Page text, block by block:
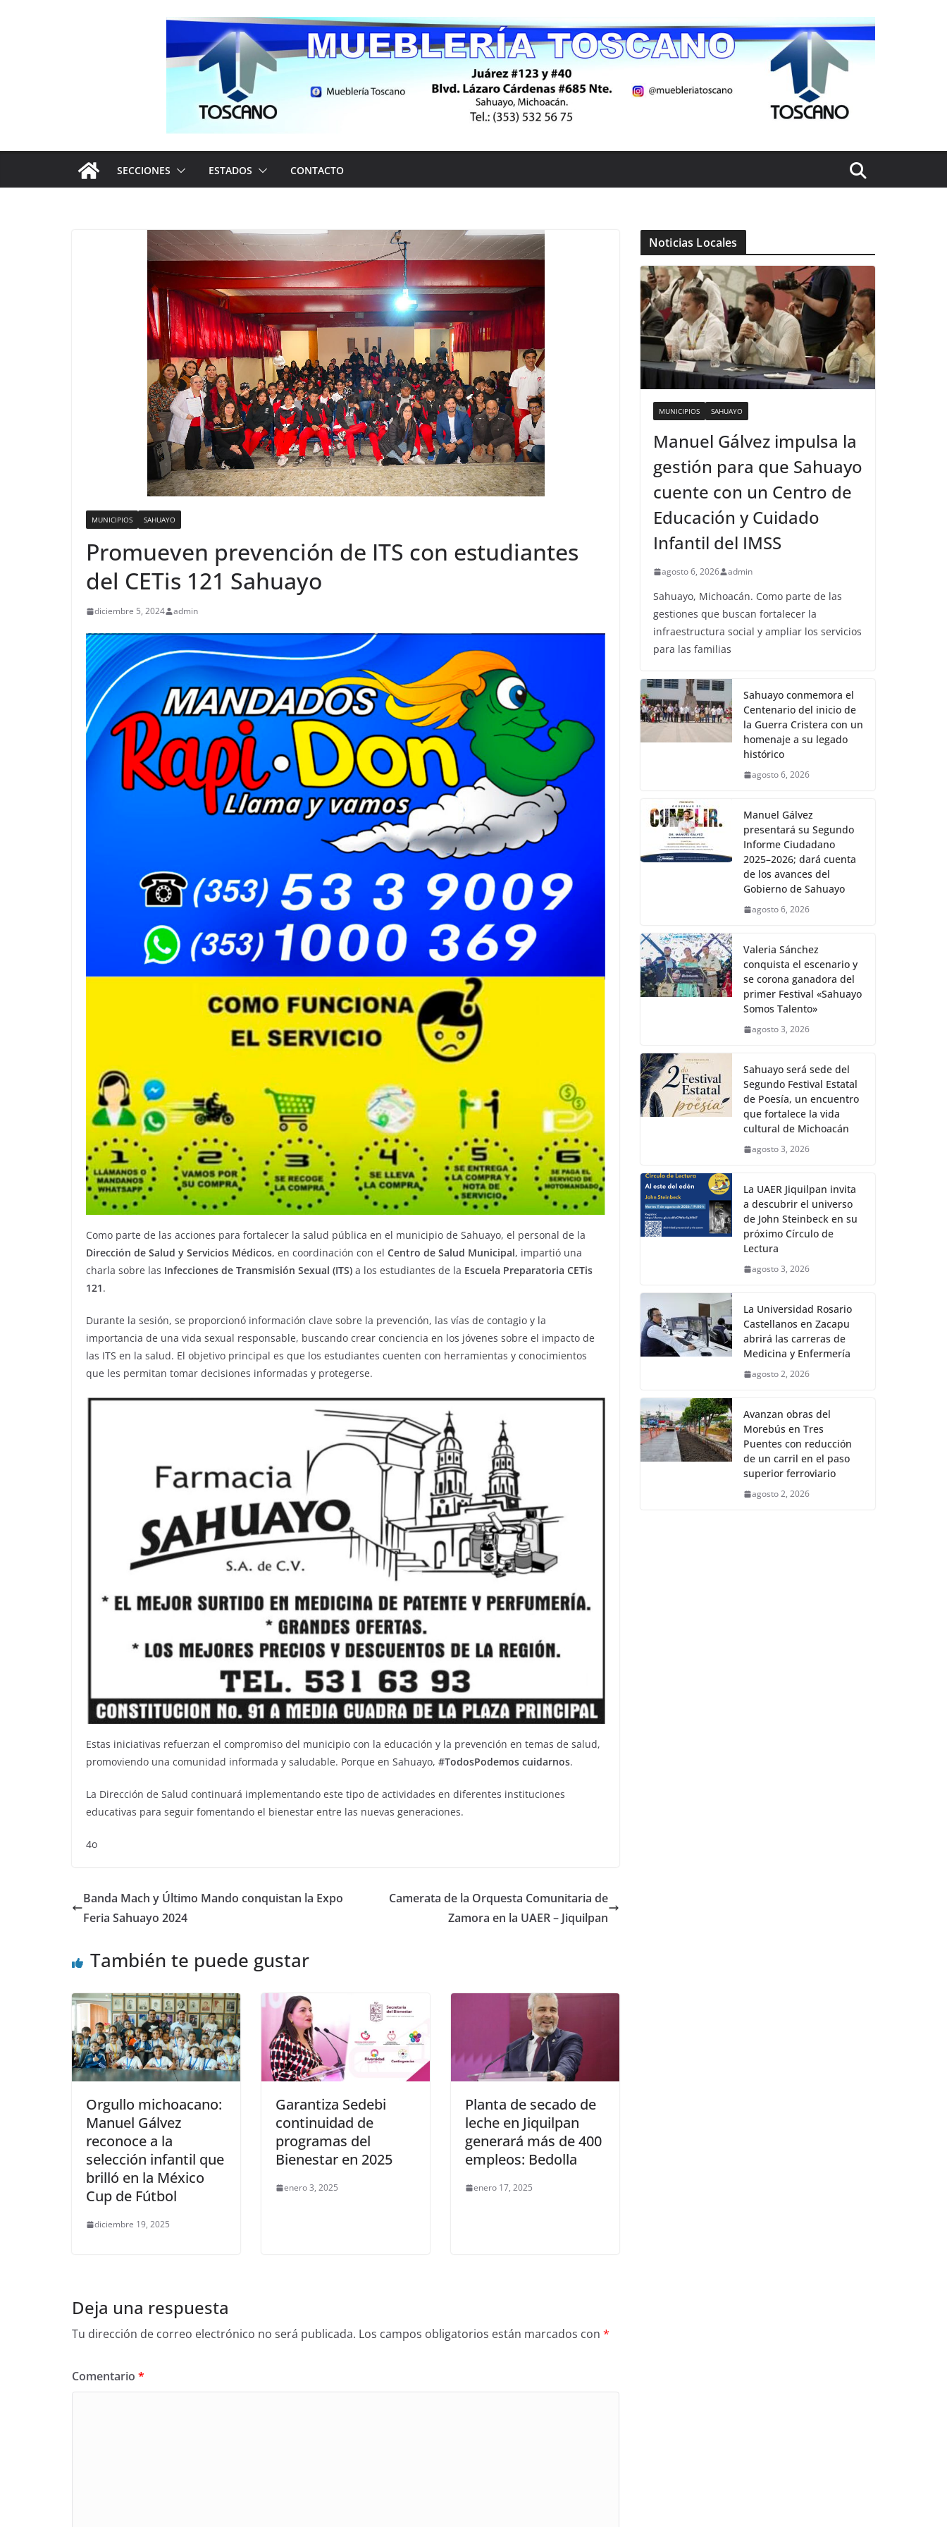
SECCIONES ESTADOS CONTACTO
MUNICIPIOS SAHUAYO
Promueven prevención de ITS con estudiantes
del CETis 121 Sahuayo
diciembre 5, 2024 admin
Como parte de las acciones para fortalecer la salud pública en el municipio de Sahuayo, el personal de la
Dirección de Salud y Servicios Médicos, en coordinación con el Centro de Salud Municipal, impartió una
charla sobre las Infecciones de Transmisión Sexual (ITS) a los estudiantes de la Escuela Preparatoria CETis
121.
Durante la sesión, se proporcionó información clave sobre la prevención, las vías de contagio y la
importancia de una vida sexual responsable, buscando crear conciencia en los jóvenes sobre el impacto de
las ITS en la salud. El objetivo principal es que los estudiantes cuenten con herramientas y conocimientos
que les permitan tomar decisiones informadas y protegerse.
Estas iniciativas refuerzan el compromiso del municipio con la educación y la prevención en temas de salud,
promoviendo una comunidad informada y saludable. Porque en Sahuayo, #TodosPodemos cuidarnos.
La Dirección de Salud continuará implementando este tipo de actividades en diferentes instituciones
educativas para seguir fomentando el bienestar entre las nuevas generaciones.
4o
Banda Mach y Último Mando conquistan la Expo
Feria Sahuayo 2024
Camerata de la Orquesta Comunitaria de
Zamora en la UAER – Jiquilpan
También te puede gustar
Orgullo michoacano:
Manuel Gálvez
reconoce a la
selección infantil que
brilló en la México
Cup de Fútbol
diciembre 19, 2025
Garantiza Sedebi
continuidad de
programas del
Bienestar en 2025
enero 3, 2025
Planta de secado de
leche en Jiquilpan
generará más de 400
empleos: Bedolla
enero 17, 2025
Deja una respuesta
Tu dirección de correo electrónico no será publicada. Los campos obligatorios están marcados con *
Comentario *
Noticias Locales
MUNICIPIOS SAHUAYO
Manuel Gálvez impulsa la
gestión para que Sahuayo
cuente con un Centro de
Educación y Cuidado
Infantil del IMSS
agosto 6, 2026 admin
Sahuayo, Michoacán. Como parte de las
gestiones que buscan fortalecer la
infraestructura social y ampliar los servicios
para las familias
Sahuayo conmemora el
Centenario del inicio de
la Guerra Cristera con un
homenaje a su legado
histórico
agosto 6, 2026
Manuel Gálvez
presentará su Segundo
Informe Ciudadano
2025–2026; dará cuenta
de los avances del
Gobierno de Sahuayo
agosto 6, 2026
Valeria Sánchez
conquista el escenario y
se corona ganadora del
primer Festival «Sahuayo
Somos Talento»
agosto 3, 2026
Sahuayo será sede del
Segundo Festival Estatal
de Poesía, un encuentro
que fortalece la vida
cultural de Michoacán
agosto 3, 2026
La UAER Jiquilpan invita
a descubrir el universo
de John Steinbeck en su
próximo Círculo de
Lectura
agosto 3, 2026
La Universidad Rosario
Castellanos en Zacapu
abrirá las carreras de
Medicina y Enfermería
agosto 2, 2026
Avanzan obras del
Morebús en Tres
Puentes con reducción
de un carril en el paso
superior ferroviario
agosto 2, 2026